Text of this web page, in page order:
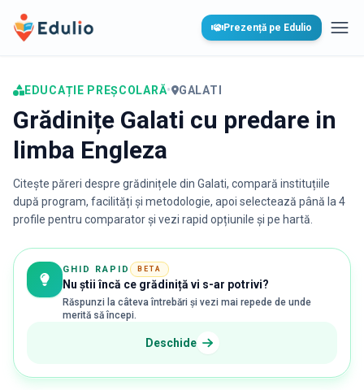
Edulio Prezență pe Edulio
EDUCAȚIE PREȘCOLARĂ• GALATI
Grădinițe Galati cu predare in
limba Engleza
Citește păreri despre grădinițele din Galati, compară instituțiile
după program, facilități și metodologie, apoi selectează până la 4
profile pentru comparator și vezi rapid opțiunile și pe hartă.
GHID RAPID BETA
Nu știi încă ce grădiniță vi s-ar potrivi?
Răspunzi la câteva întrebări și vezi mai repede de unde
merită să începi.
Deschide